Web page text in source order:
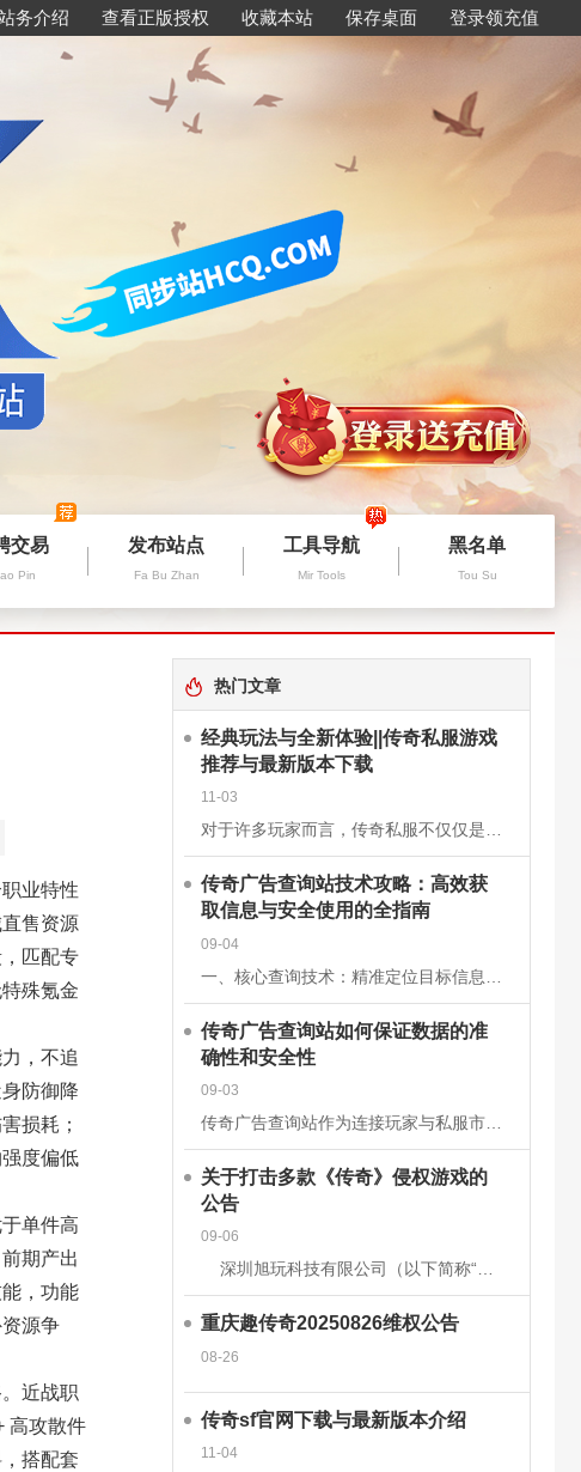
务介绍 查看正版授权 收藏本站 保存桌面 登录领充值
交易
Pin
发布站点
Fa Bu Zhan
工具导航
Mir Tools
黑名单
Tou Su
业特性
售资源
匹配专
殊氪金
，不追
防御降
损耗；
度偏低
单件高
期产出
，功能
源争
近战职
高攻散件
搭配套
热门文章
经典玩法与全新体验||传奇私服游戏
推荐与最新版本下载
11-03
对于许多玩家而言，传奇私服不仅仅是一款游戏，更是一段青春的回忆。它继承了经典《传奇》的核心玩法，保留了战士、法师、道士三大职业的经典设定，同时在画面、操作和系统上进行了优化升级，让老玩家找回曾经的激情
传奇广告查询站技术攻略：高效获
取信息与安全使用的全指南
09-04
传奇广告查询站如何保证数据的准
确性和安全性
09-03
关于打击多款《传奇》侵权游戏的
公告
09-06
深圳旭玩科技有限公司（以下简称“我司”）依据相关转授权文件获得原始著作权人韩国亚拓士软件有限公司针对《LegendofMirII》（中文名：《传奇》）网
重庆趣传奇20250826维权公告
08-26
传奇sf官网下载与最新版本介绍
11-04